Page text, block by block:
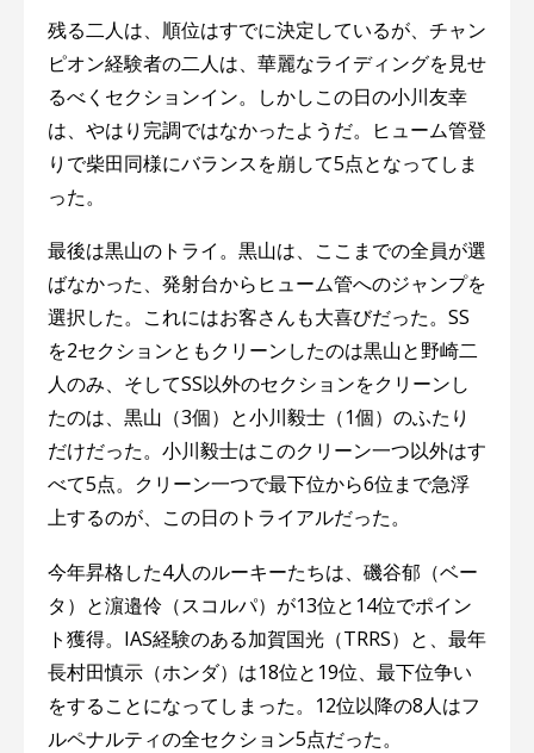
残る二人は、順位はすでに決定しているが、チャン
ピオン経験者の二人は、華麗なライディングを見せ
るべくセクションイン。しかしこの日の小川友幸
は、やはり完調ではなかったようだ。ヒューム管登
りで柴田同様にバランスを崩して5点となってしま
った。
最後は黒山のトライ。黒山は、ここまでの全員が選
ばなかった、発射台からヒューム管へのジャンプを
選択した。これにはお客さんも大喜びだった。SS
を2セクションともクリーンしたのは黒山と野崎二
人のみ、そしてSS以外のセクションをクリーンし
たのは、黒山（3個）と小川毅士（1個）のふたり
だけだった。小川毅士はこのクリーン一つ以外はす
べて5点。クリーン一つで最下位から6位まで急浮
上するのが、この日のトライアルだった。
今年昇格した4人のルーキーたちは、磯谷郁（ベー
タ）と濵邉伶（スコルパ）が13位と14位でポイン
ト獲得。IAS経験のある加賀国光（TRRS）と、最年
長村田慎示（ホンダ）は18位と19位、最下位争い
をすることになってしまった。12位以降の8人はフ
ルペナルティの全セクション5点だった。